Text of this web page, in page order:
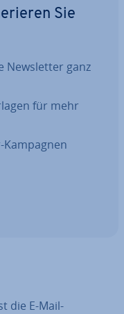
Sie
News­let­ter ganz
für mehr
die E-Mail-